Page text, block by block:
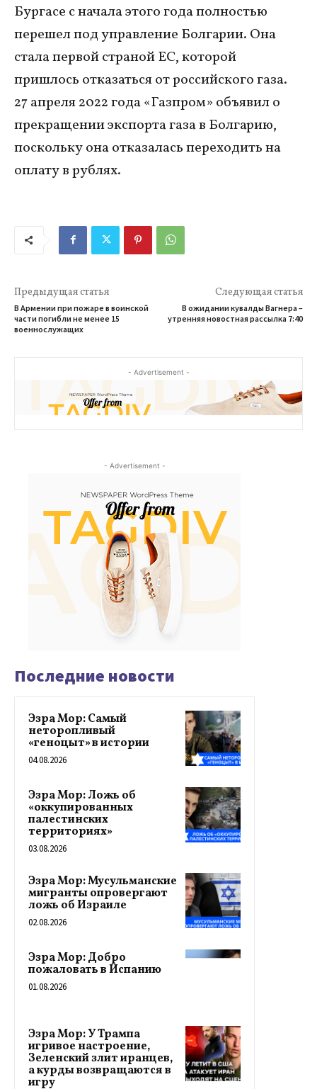
Бургасе с начала этого года полностью
перешел под управление Болгарии. Она
стала первой страной ЕС, которой
пришлось отказаться от российского газа.
27 апреля 2022 года «Газпром» объявил о
прекращении экспорта газа в Болгарию,
поскольку она отказалась переходить на
оплату в рублях.
Предыдущая статья
В Армении при пожаре в воинской
части погибли не менее 15
военнослужащих
Следующая статья
В ожидании кувалды Вагнера –
утренняя новостная рассылка 7:40
- Advertisement -
- Advertisement -
Последние новости
Эзра Мор: Самый
неторопливый
«геноцыт» в истории
04.08.2026
Эзра Мор: Ложь об
«оккупированных
палестинских
территориях»
03.08.2026
Эзра Мор: Мусульманские
мигранты опровергают
ложь об Израиле
02.08.2026
Эзра Мор: Добро
пожаловать в Испанию
01.08.2026
Эзра Мор: У Трампа
игривое настроение,
Зеленский злит иранцев,
а курды возвращаются в
игру